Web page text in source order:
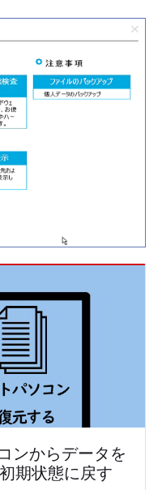
ンからデータを
期状態に戻す